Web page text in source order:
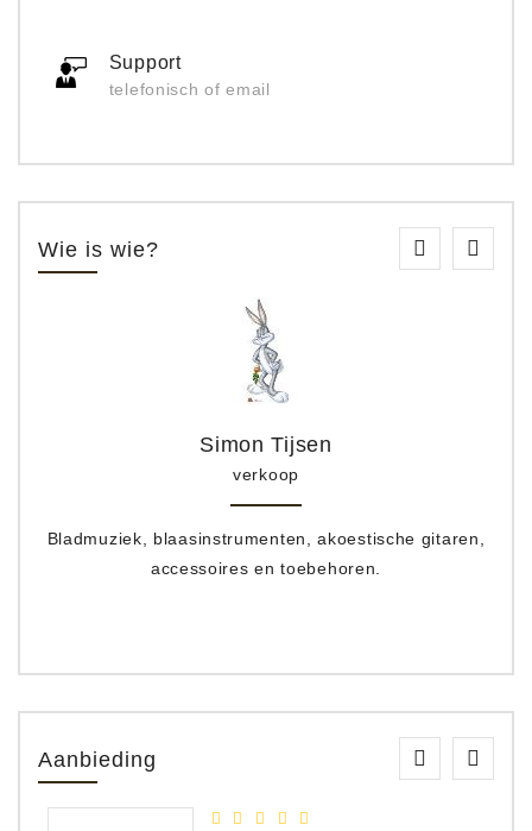
Support
telefonisch of email
Wie is wie?
Simon Tijsen
verkoop
Bladmuziek, blaasinstrumenten, akoestische gitaren,
accessoires en toebehoren.
Aanbieding